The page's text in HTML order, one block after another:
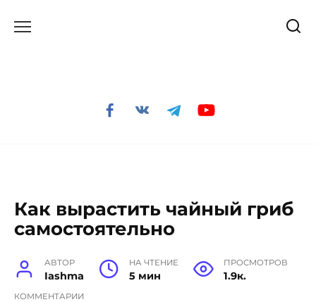
Как вырастить чайный гриб
самостоятельно
АВТОР
Iashma
НА ЧТЕНИЕ
5 мин
ПРОСМОТРОВ
1.9к.
КОММЕНТАРИИ